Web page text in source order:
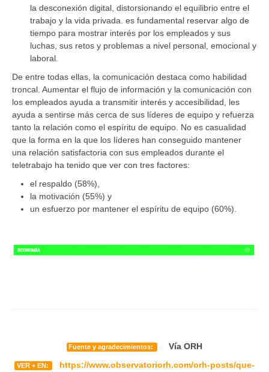
la desconexión digital, distorsionando el equilibrio entre el
trabajo y la vida privada. es fundamental reservar algo de
tiempo para mostrar interés por los empleados y sus
luchas, sus retos y problemas a nivel personal, emocional y
laboral.
De entre todas ellas, la comunicación destaca como habilidad
troncal. Aumentar el flujo de información y la comunicación con
los empleados ayuda a transmitir interés y accesibilidad, les
ayuda a sentirse más cerca de sus líderes de equipo y refuerza
tanto la relación como el espíritu de equipo. No es casualidad
que la forma en la que los líderes han conseguido mantener
una relación satisfactoria con sus empleados durante el
teletrabajo ha tenido que ver con tres factores:
el respaldo (58%),
la motivación (55%) y
un esfuerzo por mantener el espíritu de equipo (60%).
Fuente y agradecimientos: Vía ORH
VER + EN:
https://www.observatoriorh.com/orh-posts/que-